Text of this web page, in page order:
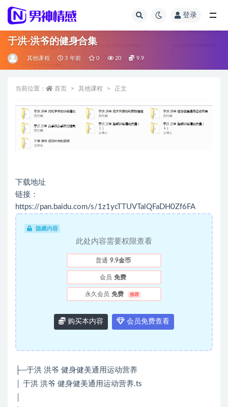
登录
于洪-洪爷的健身合集
其他课程 3 年前 0 20 9.9
当前位置： 首页 其他课程 正文
下载地址
链接：
https://pan.baidu.com/s/1z1ycTTUVTalQFaDH0Zf6FA
隐藏内容
此处内容需要权限查看
普通 9.9金币
会员 免费
永久会员 免费 推荐
购买本内容 会员免费查看
├─于洪 洪爷 健身健美通用运动营养
│ 于洪 洪爷 健身健美通用运动营养.ts